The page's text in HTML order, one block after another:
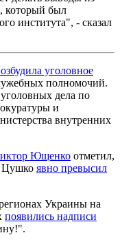
который был
института", - сказал
уголовное
полномочий.
дела по
и
внутренних
Ющенко отметил,
Цушко явно превысил
Украины на
появились надписи